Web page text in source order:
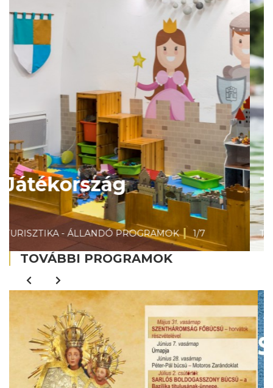
Thermal Spa Siklós
TURISZTIKA - ÁLLANDÓ PROGRAMOK
TOVÁBBI PROGRAMOK